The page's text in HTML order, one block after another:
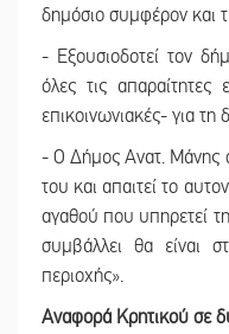
δημόσιο συμφέρον και
- Εξουσιοδοτεί τον
όλες τις απαραίτητες
επικοινωνιακές- για
- Ο Δήμος Ανατ. Μάνης
του και απαιτεί το
αγαθού που υπηρετεί
συμβάλλει θα είναι
περιοχής».
Αναφορά Κρητικού σε